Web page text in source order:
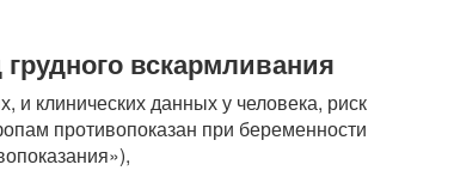
вскармливания
и клинических данных у человека, риск
противопоказан при беременности